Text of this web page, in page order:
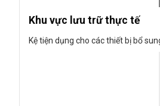
Khu vực lưu trữ thực tế
Kệ tiện dụng cho các thiết bị bổ